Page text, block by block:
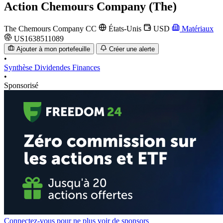
Action Chemours Company (The)
The Chemours Company CC États-Unis USD
Matériaux
US1638511089
Ajouter à mon portefeuille Créer une alerte
•
Synthèse Dividendes Finances
•
Sponsorisé
Connectez-vous pour ne plus voir de sponsors